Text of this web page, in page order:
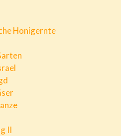
Honigernte
II